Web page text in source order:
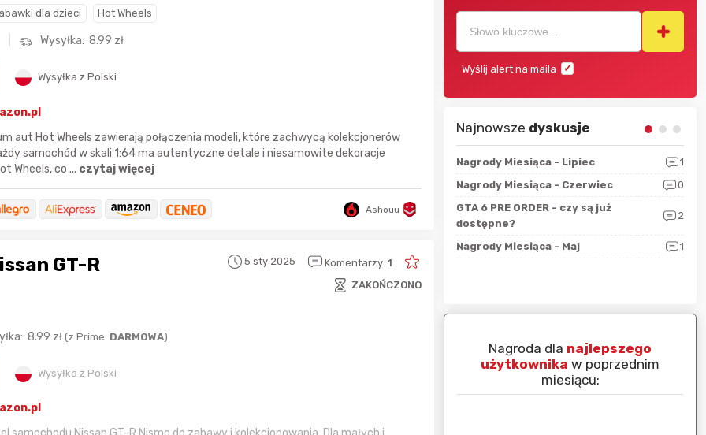
dla dzieci Hot Wheels
Wysyłka: 8.99 zł
Wysyłka z Polski
aut Hot Wheels zawierają połączenia modeli, które zachwycą kolekcjonerów
samochód w skali 1:64 ma autentyczne detale i niesamowite dekoracje
Wheels, co ... czytaj więcej
Ashouu
GT-R
5 sty 2025 Komentarzy: 1
ZAKOŃCZONO
8.99 zł (z Prime DARMOWA)
Wysyłka z Polski
Wyślij alert na maila
Najnowsze dyskusje
Nagrody Miesiąca - Lipiec
1
Nagrody Miesiąca - Czerwiec
0
GTA 6 PRE ORDER - czy są już
dostępne?
2
Nagrody Miesiąca - Maj 1
Nagroda dla najlepszego
użytkownika w poprzednim
miesiącu: